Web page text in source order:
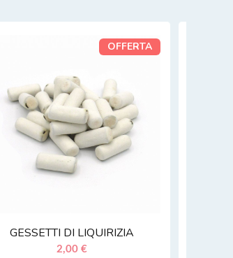
GESSETTI DI LIQUIRIZIA
2,00 €
OFFERTA